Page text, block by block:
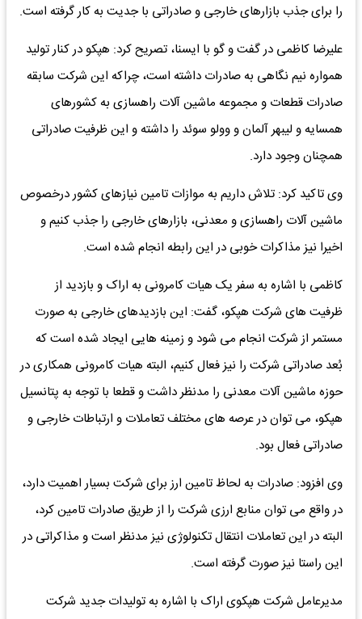
را برای جذب بازارهای خارجی و صادراتی با جدیت به کار گرفته است.
علیرضا کاظمی در گفت و گو با ایسنا، تصریح کرد: هپکو در کنار تولید
همواره نیم نگاهی به صادرات داشته است، چراکه این شرکت سابقه
صادرات قطعات و مجموعه ماشین آلات راهسازی به کشورهای
همسایه و لیبهر آلمان و وولو سوئد را داشته و این ظرفیت صادراتی
همچنان وجود دارد.
وی تاکید کرد: تلاش داریم به موازات تامین نیازهای کشور درخصوص
ماشین آلات راهسازی و معدنی، بازارهای خارجی را جذب کنیم و
اخیرا نیز مذاکرات خوبی در این رابطه انجام شده است.
کاظمی با اشاره به سفر یک هیات کامرونی به اراک و بازدید از
ظرفیت های شرکت هپکو، گفت: این بازدیدهای خارجی به صورت
مستمر از شرکت انجام می شود و زمینه هایی ایجاد شده است که
بُعد صادراتی شرکت را نیز فعال کنیم، البته هیات کامرونی همکاری در
حوزه ماشین آلات معدنی را مدنظر داشت و قطعا با توجه به پتانسیل
هپکو، می توان در عرصه های مختلف تعاملات و ارتباطات خارجی و
صادراتی فعال بود.
وی افزود: صادرات به لحاظ تامین ارز برای شرکت بسیار اهمیت دارد،
در واقع می توان منابع ارزی شرکت را از طریق صادرات تامین کرد،
البته در این تعاملات انتقال تکنولوژی نیز مدنظر است و مذاکراتی در
این راستا نیز صورت گرفته است.
مدیرعامل شرکت هپکوی اراک با اشاره به تولیدات جدید شرکت